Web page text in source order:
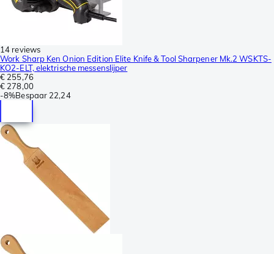
14 reviews
Work Sharp Ken Onion Edition Elite Knife & Tool Sharpener Mk.2 WSKTS-
KO2-ELT, elektrische messenslijper
€ 255,76
€ 278,00
-8%Bespaar 22,24